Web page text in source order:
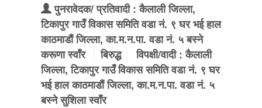
पुनरावेदक/ प्रतिवादी : कैलाली जिल्ला,
टिकापुर गाउँ विकास समिति वडा नं. ९ घर भई हाल
काठमाडौं जिल्ला, का.म.न.पा. वडा नं. ५ बस्ने
करूणा स्वाँर
बिरुद्ध
विपक्षी/वादी : कैलाली
जिल्ला, टिकापुर गाउँ विकास समिति वडा नं. ९ घर
भई हाल काठमाडौं जिल्ला, का.म.न.पा. वडा नं. ५
बस्ने सुशिला स्वाँर